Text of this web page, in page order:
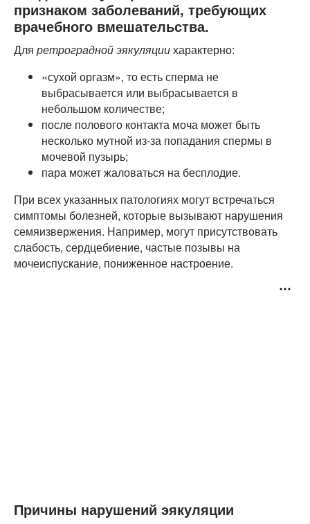
признаком заболеваний, требующих
врачебного вмешательства.
Для ретроградной эякуляциихарактерно:
«сухой оргазм», то есть сперма не
выбрасывается или выбрасывается в
небольшом количестве;
после полового контакта моча может быть
несколько мутной из-за попадания спермы в
мочевой пузырь;
пара может жаловаться на бесплодие.
При всех указанных патологиях могут встречаться
симптомы болезней, которые вызывают нарушения
семяизвержения. Например, могут присутствовать
слабость, сердцебиение, частые позывы на
мочеиспускание, пониженное настроение.
Причины нарушений эякуляции